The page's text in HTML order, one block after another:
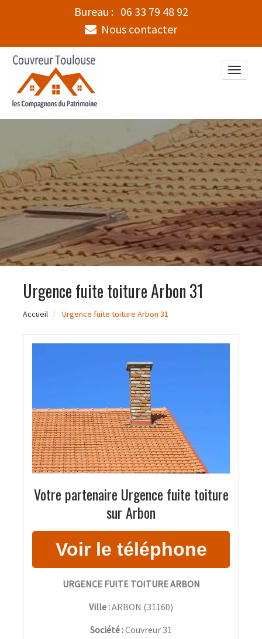
Bureau : 06 33 79 48 92
Nous contacter
Toggle
Urgence fuite toiture Arbon 31
Accueil Urgence fuite toiture Arbon 31
Votre partenaire Urgence fuite toiture
sur Arbon
URGENCE FUITE TOITURE ARBON
Ville :ARBON (31160)
Société :Couvreur 31